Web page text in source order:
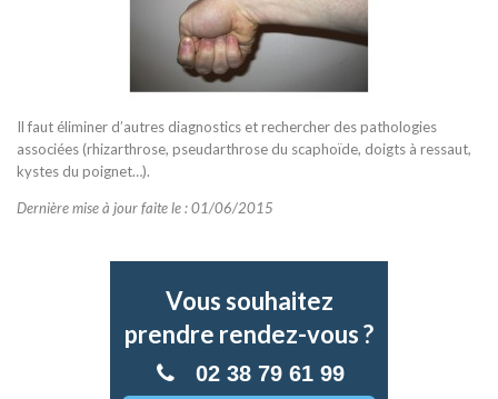
Il faut éliminer d’autres diagnostics et rechercher des pathologies
associées (rhizarthrose, pseudarthrose du scaphoïde, doigts à ressaut,
kystes du poignet…).
Dernière mise à jour faite le : 01/06/2015
Vous souhaitez
prendre rendez-vous ?
02 38 79 61 99